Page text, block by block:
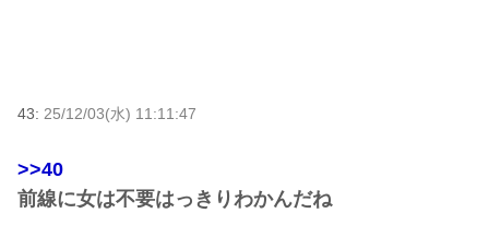
43: 25/12/03(水) 11:11:47
>>40
前線に女は不要はっきりわかんだね